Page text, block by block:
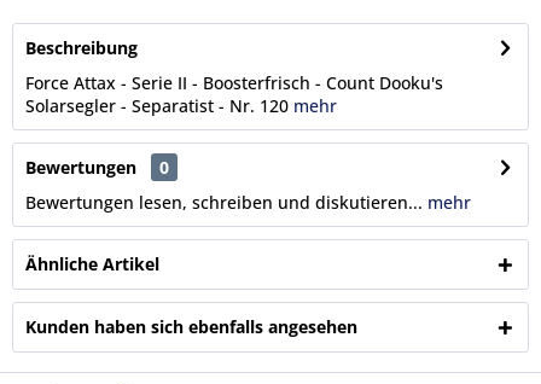
Beschreibung
Force Attax - Serie II - Boosterfrisch - Count Dooku's
Solarsegler - Separatist - Nr. 120 mehr
Bewertungen
0
Bewertungen lesen, schreiben und diskutieren... mehr
Ähnliche Artikel
Kunden haben sich ebenfalls angesehen